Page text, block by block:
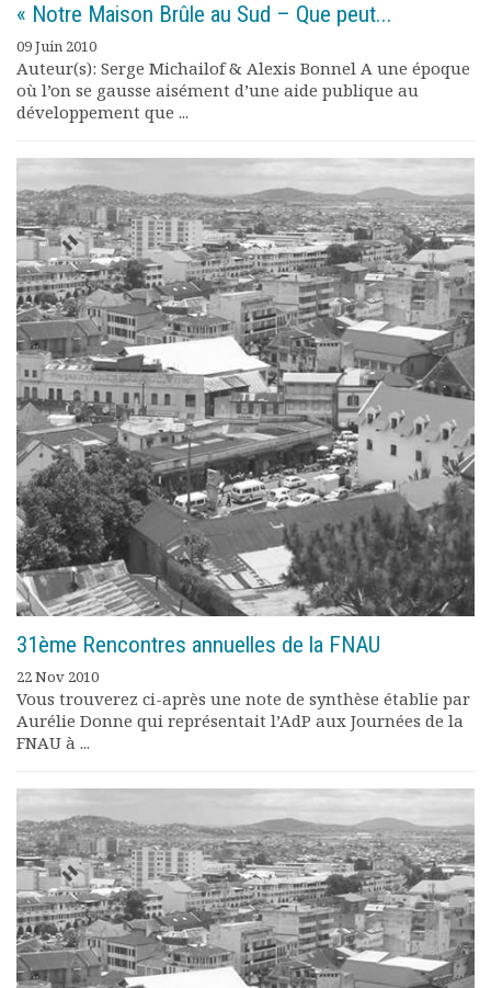
« Notre Maison Brûle au Sud – Que peut...
09 Juin 2010
Auteur(s): Serge Michailof & Alexis Bonnel A une époque
où l’on se gausse aisément d’une aide publique au
développement que ...
31ème Rencontres annuelles de la FNAU
22 Nov 2010
Vous trouverez ci-après une note de synthèse établie par
Aurélie Donne qui représentait l’AdP aux Journées de la
FNAU à ...